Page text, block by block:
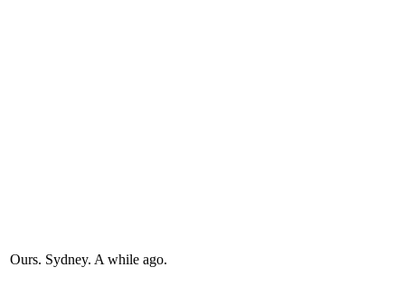
Ours. Sydney. A while ago.